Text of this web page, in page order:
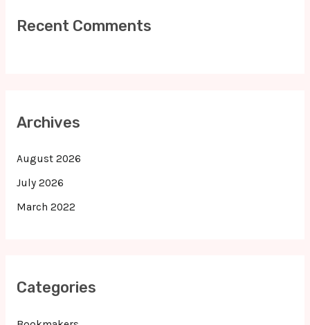
Recent Comments
Archives
August 2026
July 2026
March 2022
Categories